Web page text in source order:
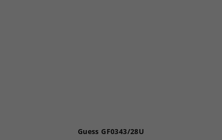
Guess GF0343/28U